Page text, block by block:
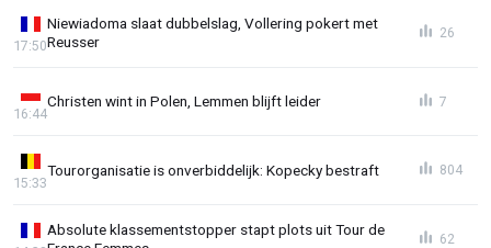
Niewiadoma slaat dubbelslag, Vollering pokert met
Reusser
17:50
26
Christen wint in Polen, Lemmen blijft leider
16:44
7
Tourorganisatie is onverbiddelijk: Kopecky bestraft
15:33
804
Absolute klassementstopper stapt plots uit Tour de
62